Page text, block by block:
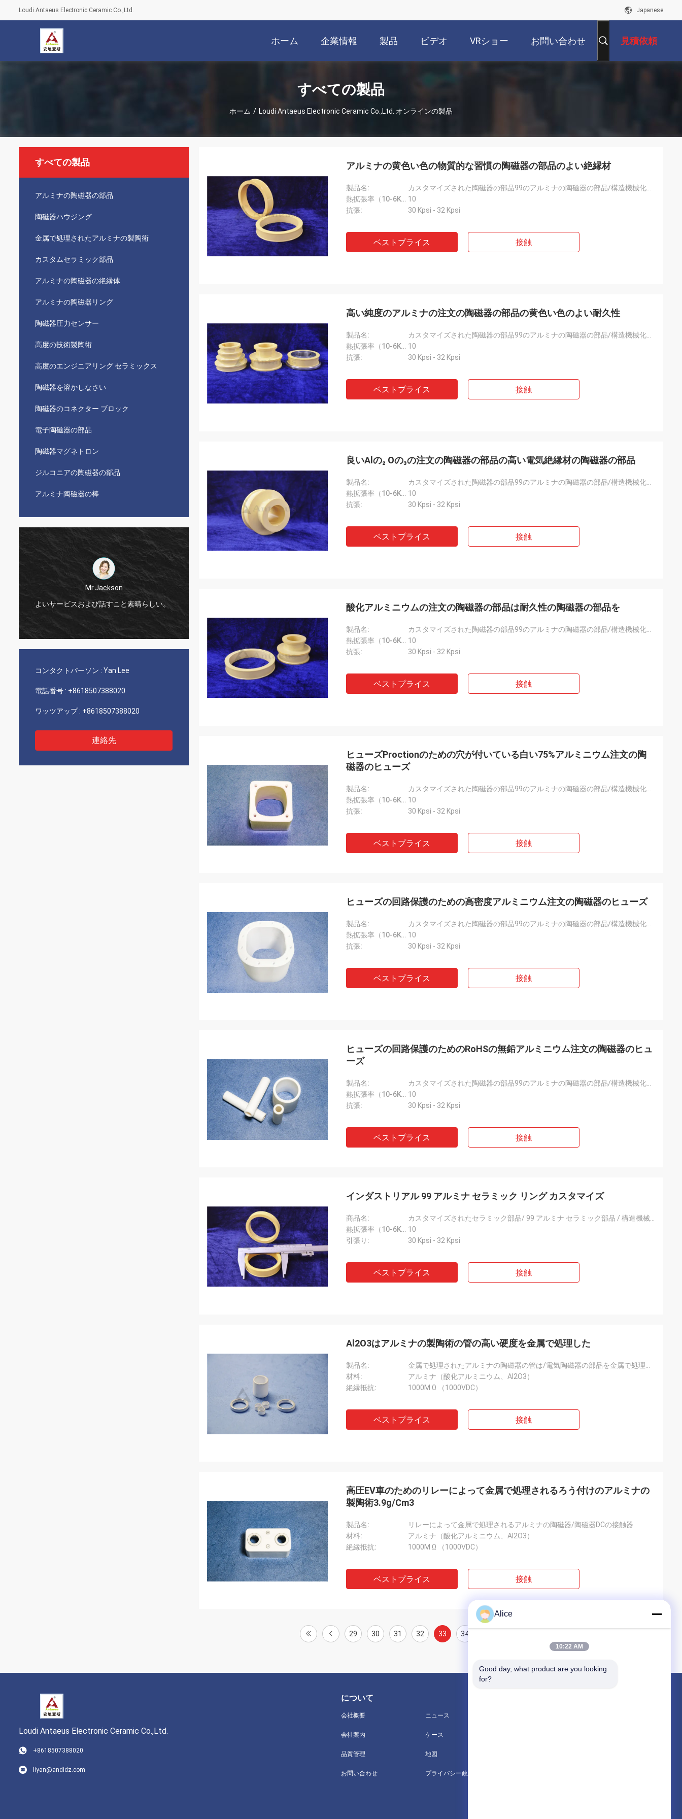
Loudi Antaeus Electronic Ceramic Co.,Ltd. Japanese
ホーム 企業情報 製品 ビデオ VRショー お問い合わせ 見積依頼
すべての製品
ホーム / Loudi Antaeus Electronic Ceramic Co.,Ltd. オンラインの製品
すべての製品
アルミナの陶磁器の部品
陶磁器ハウジング
金属で処理されたアルミナの製陶術
カスタムセラミック部品
アルミナの陶磁器の絶縁体
アルミナの陶磁器リング
陶磁器圧力センサー
高度の技術製陶術
高度のエンジニアリング セラミックス
陶磁器を溶かしなさい
陶磁器のコネクター ブロック
電子陶磁器の部品
陶磁器マグネトロン
ジルコニアの陶磁器の部品
アルミナ陶磁器の棒
Mr.Jackson
よいサービスおよび話すこと素晴らしい。
コンタクトパーソン : Yan Lee
電話番号 : +8618507388020
ワッツアップ : +8618507388020
連絡先
アルミナの黄色い色の物質的な習慣の陶磁器の部品のよい絶縁材
製品名:
熱拡張率（10-6K-1）:: 10
抗張:
30 Kpsi - 32 Kpsi
ベストプライス 接触
高い純度のアルミナの注文の陶磁器の部品の黄色い色のよい耐久性
製品名:
熱拡張率（10-6K-1）:: 10
抗張:
30 Kpsi - 32 Kpsi
ベストプライス 接触
良いAlの₂ Oの₃の注文の陶磁器の部品の高い電気絶縁材の陶磁器の部品
製品名:
熱拡張率（10-6K-1）:: 10
抗張:
30 Kpsi - 32 Kpsi
ベストプライス 接触
酸化アルミニウムの注文の陶磁器の部品は耐久性の陶磁器の部品を
製品名:
熱拡張率（10-6K-1）:: 10
抗張:
30 Kpsi - 32 Kpsi
ベストプライス 接触
ヒューズProctionのための穴が付いている白い75%アルミニウム注文の陶
磁器のヒューズ
製品名:
熱拡張率（10-6K-1）:: 10
抗張:
30 Kpsi - 32 Kpsi
ベストプライス 接触
ヒューズの回路保護のための高密度アルミニウム注文の陶磁器のヒューズ
製品名:
熱拡張率（10-6K-1）:: 10
抗張:
30 Kpsi - 32 Kpsi
ベストプライス 接触
ヒューズの回路保護のためのRoHSの無鉛アルミニウム注文の陶磁器のヒュ
ーズ
製品名:
熱拡張率（10-6K-1）:: 10
抗張:
30 Kpsi - 32 Kpsi
ベストプライス 接触
インダストリアル 99 アルミナ セラミック リング カスタマイズ
商品名:
熱拡張率（10-6K-1）:: 10
引張り:
30 Kpsi - 32 Kpsi
ベストプライス 接触
Al2O3はアルミナの製陶術の管の高い硬度を金属で処理した
製品名:
材料:
アルミナ（酸化アルミニウム、Al2O3）
絶縁抵抗:
1000M Ω （1000VDC）
ベストプライス 接触
高圧EV車のためのリレーによって金属で処理されるろう付けのアルミナの
製陶術3.9g/Cm3
製品名:
リレーによって金属で処理されるアルミナの陶磁器/陶磁器DCの接触器
材料:
アルミナ（酸化アルミニウム、Al2O3）
絶縁抵抗:
1000M Ω （1000VDC）
ベストプライス 接触
29 30 31 32 33 34
Loudi Antaeus Electronic Ceramic Co.,Ltd.
+8618507388020
liyan@andidz.com
について
会社概要
会社案内
品質管理
お問い合わせ
ニュース
ケース
地図
プライバシー政策
Alice
10:22 AM
Good day, what product are you looking
for?